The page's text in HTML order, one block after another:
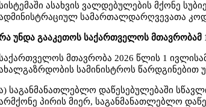
სისტემაში ასახვის ვალდებულების მქონე
სამართალდარღვევათა
უნდა გააკეთოს საქართველოს მთავრობამ
საქართველოს მთავრობა 2026 წლის 1
სამინისტროს წარდგინებით
საგანმანათლებლო დაწესებულებაში
პირის მიერ, საგანმანათლებლო